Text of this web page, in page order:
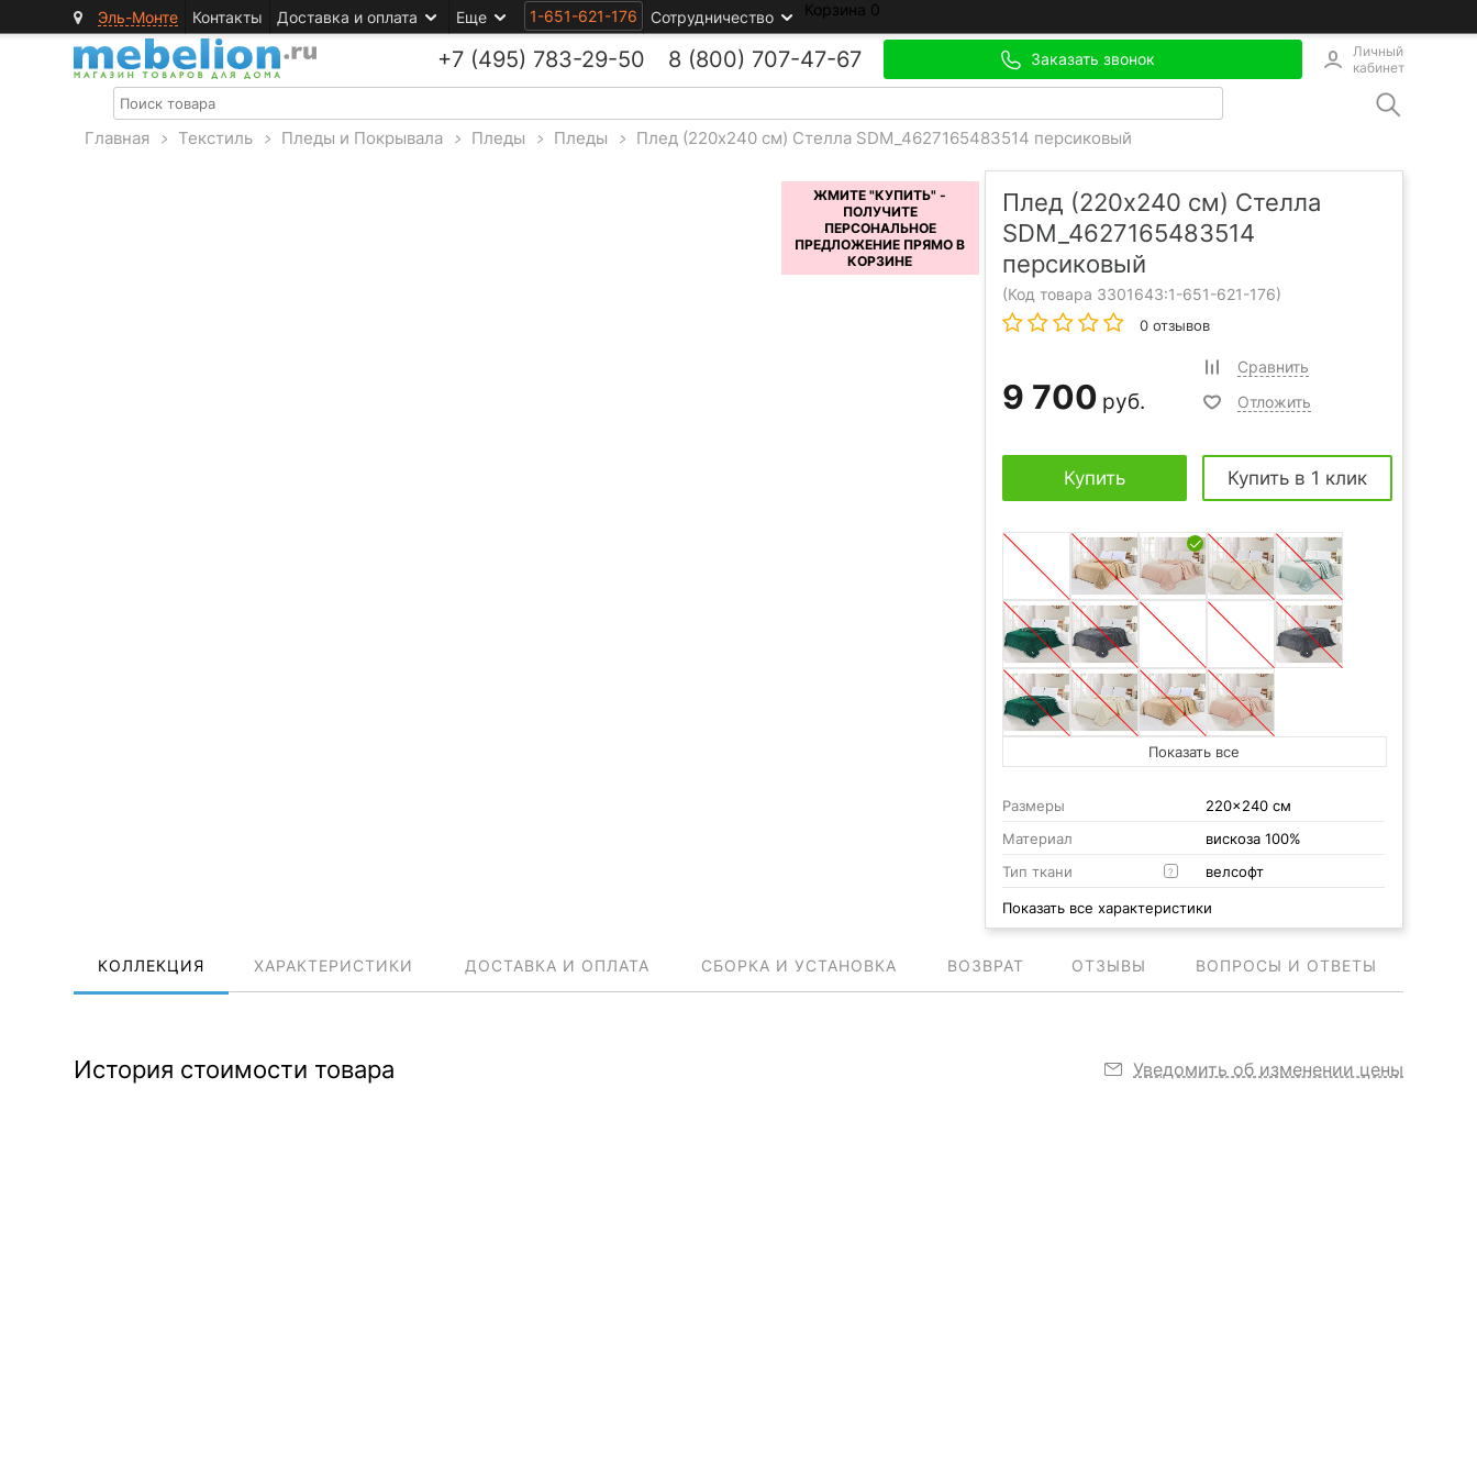
Эль-Монте Контакты Доставка и оплата Еще 1-651-621-176 Сотрудничество Корзина 0
+7 (495) 783-29-50 8 (800) 707-47-67 Заказать звонок
Личный
кабинет
Главная > Текстиль > Пледы и Покрывала > Пледы > Пледы > Плед (220x240 см) Стелла SDM_4627165483514 персиковый
Плед (220x240 см) Стелла
SDM_4627165483514
персиковый
(Код товара 3301643:1-651-621-176)
0 отзывов
9 700 руб.
Сравнить
Отложить
Купить Купить в 1 клик
Показать все
Размеры
220x240 см
Материал
вискоза 100%
Тип ткани
? велсофт
Показать все характеристики
КОЛЛЕКЦИЯ ХАРАКТЕРИСТИКИ ДОСТАВКА И ОПЛАТА СБОРКА И УСТАНОВКА ВОЗВРАТ ОТЗЫВЫ ВОПРОСЫ И ОТВЕТЫ
История стоимости товара Уведомить об изменении цены